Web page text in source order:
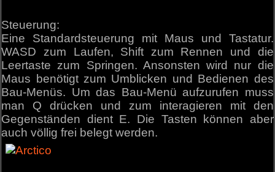
Steuerung:
Eine Standardsteuerung mit Maus und Tastatur.
WASD zum Laufen, Shift zum Rennen und die
Leertaste zum Springen. Ansonsten wird nur die
Maus benötigt zum Umblicken und Bedienen des
Bau-Menüs. Um das Bau-Menü aufzurufen muss
man Q drücken und zum interagieren mit den
Gegenständen dient E. Die Tasten können aber
auch völlig frei belegt werden.